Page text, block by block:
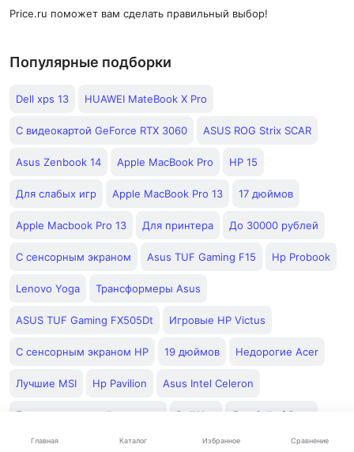
Главная Каталог Избранное Сравнение
Price.ru поможет вам сделать правильный выбор!
Популярные подборки
Dell xps 13 HUAWEI MateBook X Pro
С видеокартой GeForce RTX 3060 ASUS ROG Strix SCAR
Asus Zenbook 14 Apple MacBook Pro HP 15
Для слабых игр Apple MacBook Pro 13 17 дюймов
Apple Macbook Pro 13 Для принтера До 30000 рублей
С сенсорным экраном Asus TUF Gaming F15 Hp Probook
Lenovo Yoga Трансформеры Asus
ASUS TUF Gaming FX505Dt Игровые HP Victus
С сенсорным экраном HP 19 дюймов Недорогие Acer
Лучшие MSI Hp Pavilion Asus Intel Celeron
Без операционной системы Dell Xps Для Call of Duty
Лучшие HP В кредит ASUS VivoBook S 16 ГБ 512 ГБ